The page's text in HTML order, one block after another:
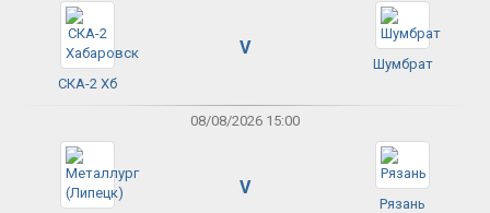
СКА-2 Хб
V
Шумбрат
08/08/2026 15:00
V
Рязань